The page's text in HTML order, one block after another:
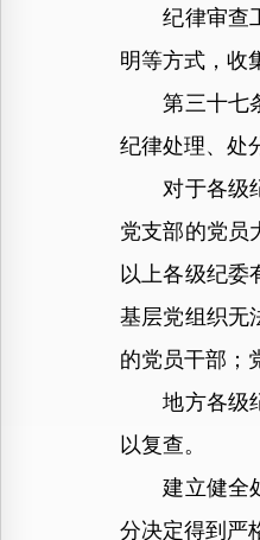
纪律审查工
明等方式，收
第三十七条
纪律处理、处
对于各级纪
党支部的党员
以上各级纪委
基层党组织无
的党员干部；
地方各级纪
以复查。
建立健全处
分决定得到严